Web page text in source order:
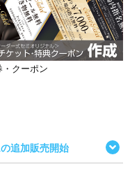
・クーポン
追加販売開始